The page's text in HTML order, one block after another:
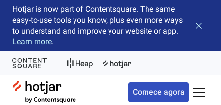
Hotjar is now part of Contentsquare. The same
easy-to-use tools you know, plus even more ways
to understand and improve your website or app.
Learn more.
Fechar
Hotjar Logo
Comece agora